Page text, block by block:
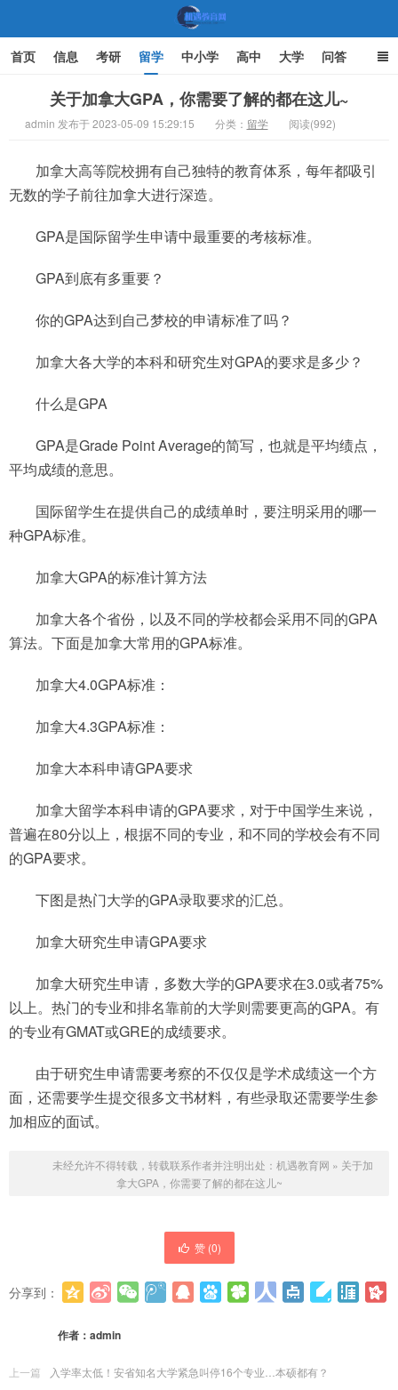
首页 信息 考研 留学 中小学 高中 大学 问答
家庭教育
关于加拿大GPA，你需要了解的都在这儿~
admin 发布于 2023-05-09 15:29:15 分类： 留学 阅读(992)
加拿大高等院校拥有自己独特的教育体系，每年都吸引
无数的学子前往加拿大进行深造。
GPA是国际留学生申请中最重要的考核标准。
GPA到底有多重要？
你的GPA达到自己梦校的申请标准了吗？
加拿大各大学的本科和研究生对GPA的要求是多少？
什么是GPA
GPA是Grade Point Average的简写，也就是平均绩点，
平均成绩的意思。
国际留学生在提供自己的成绩单时，要注明采用的哪一
种GPA标准。
加拿大GPA的标准计算方法
加拿大各个省份，以及不同的学校都会采用不同的GPA
算法。下面是加拿大常用的GPA标准。
加拿大4.0GPA标准：
加拿大4.3GPA标准：
加拿大本科申请GPA要求
加拿大留学本科申请的GPA要求，对于中国学生来说，
普遍在80分以上，根据不同的专业，和不同的学校会有不同
的GPA要求。
下图是热门大学的GPA录取要求的汇总。
加拿大研究生申请GPA要求
加拿大研究生申请，多数大学的GPA要求在3.0或者75%
以上。热门的专业和排名靠前的大学则需要更高的GPA。有
的专业有GMAT或GRE的成绩要求。
由于研究生申请需要考察的不仅仅是学术成绩这一个方
面，还需要学生提交很多文书材料，有些录取还需要学生参
加相应的面试。
未经允许不得转载，转载联系作者并注明出处： 机遇教育网 » 关于加
拿大GPA，你需要了解的都在这儿~
赞 (0)
分享到：
作者： admin
上一篇
入学率太低！安省知名大学紧急叫停16个专业…本硕都有？